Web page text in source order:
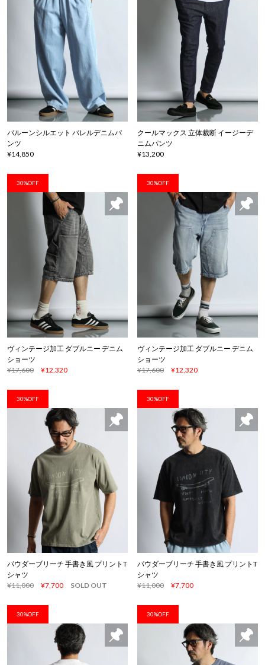
バルーンシルエット バレルデニムパ
ンツ
¥14,850
クールマックス 立体裁断 イージーデ
ニムパンツ
¥13,200
30%OFF
ヴィンテージ加工 ダブルニー デニム
ショーツ
¥17,600
¥12,320
30%OFF
ヴィンテージ加工 ダブルニー デニム
ショーツ
¥17,600
¥12,320
30%OFF
パウダーブリーチ 手書き風 プリントT
シャツ
¥11,000
¥7,700 SOLD OUT
30%OFF
パウダーブリーチ 手書き風 プリントT
シャツ
¥11,000
¥7,700
30%OFF 30%OFF